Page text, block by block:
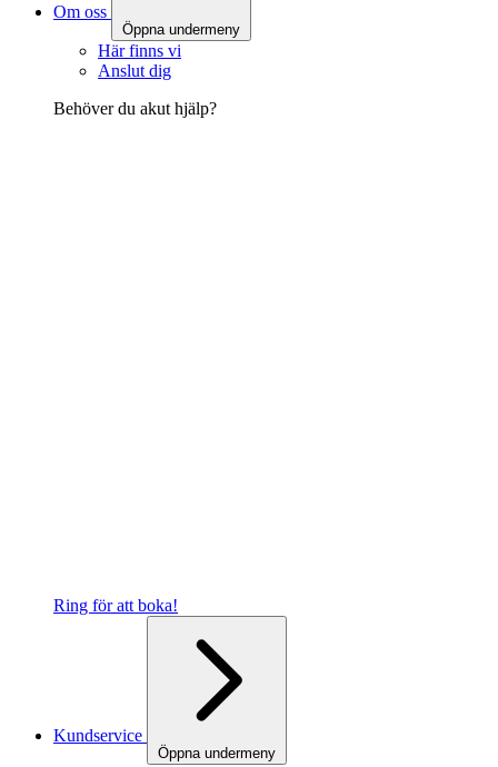
Om oss
Öppna undermeny
Här finns vi
Anslut dig
Behöver du akut hjälp?
Ring för att boka!
Kundservice
Öppna undermeny